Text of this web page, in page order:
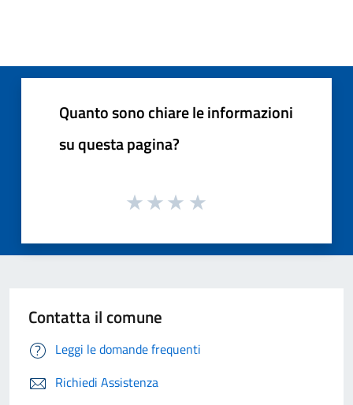
Quanto sono chiare le informazioni
su questa pagina?
Contatta il comune
Leggi le domande frequenti
Richiedi Assistenza